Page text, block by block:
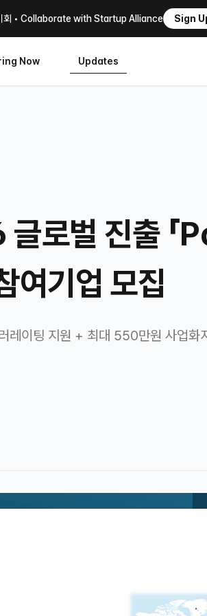
기회 • Collaborate with Startup Alliance Sign
Now Updates
로벌 진출 「
여기업 모집
이팅 지원 + 최대 550만원 사업화